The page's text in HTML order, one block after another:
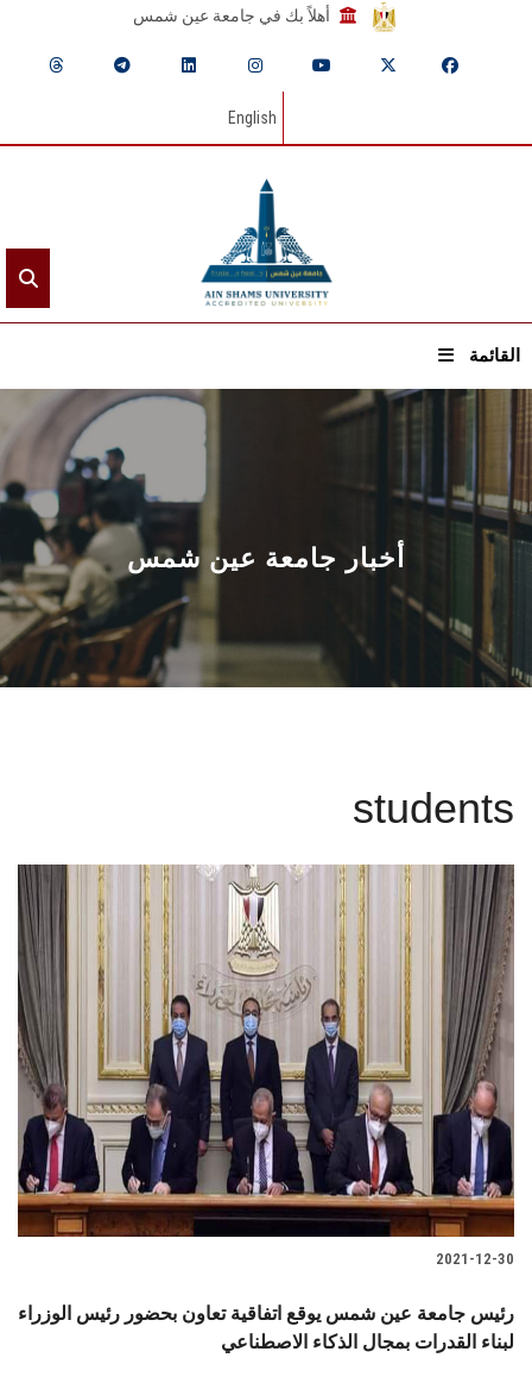
أهلاً بك في جامعة عين شمس
English
القائمة
الرئيسيـة
عن الجامعة
القطاعـات
الشئون الأكاديمية
البحث العلمي
الأنظمة الذكية
الإعلام
تواصل معنا
الطلاب
هيئة التدريس
الدراسات العليا
أخبار جامعة عين شمس
students
2021-12-30
رئيس جامعة عين شمس يوقع اتفاقية تعاون بحضور رئيس الوزراء
لبناء القدرات بمجال الذكاء الاصطناعي